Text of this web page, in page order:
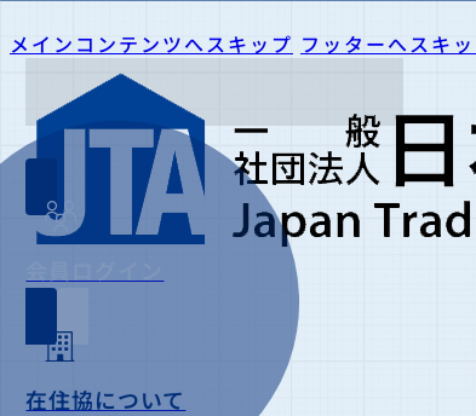
メインコンテンツへスキップ フッターへスキ
在住協について